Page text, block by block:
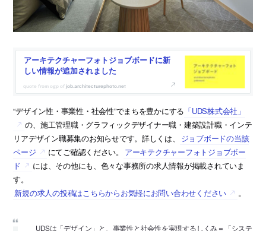
アーキテクチャーフォトジョブボードに新
しい情報が追加されました
job.architecturephoto.net
“デザイン性・事業性・社会性”でまちを豊かにする 「UDS株式会社」
の、施工管理職・グラフィックデザイナー職・建築設計職・インテ
リアデザイン職募集のお知らせです。詳しくは、
ジョブボードの当該
ページ
にてご確認ください。
アーキテクチャーフォトジョブボー
ド
には、その他にも、色々な事務所の求人情報が掲載されていま
す。
新規の求人の投稿はこちらからお気軽にお問い合わせください
。
UDSは「デザイン」と、事業性と社会性を実現するしくみ＝「システ